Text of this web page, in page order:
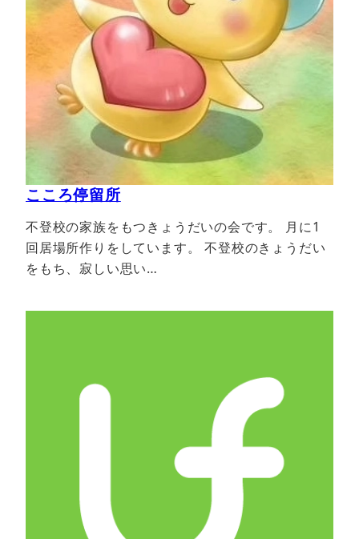
こころ停留所
不登校の家族をもつきょうだいの会です。 月に1
回居場所作りをしています。 不登校のきょうだい
をもち、寂しい思い…